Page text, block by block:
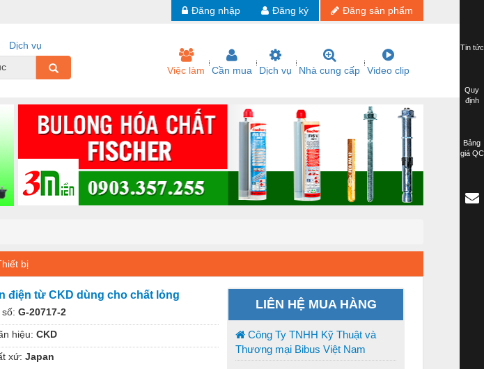
Đăng sản phẩm
Đăng ký
Đăng nhập
Dịch vụ
Việc làm Cần mua Dịch vụ Nhà cung cấp Video clip
bị
điện từ CKD dùng cho chất lỏng
số: G-20717-2
hiệu: CKD
xứ: Japan
LIÊN HỆ MUA HÀNG
Công Ty TNHH Kỹ Thuật và
Thương mại Bibus Việt Nam
Tin tức
Quy
định
Bảng
giá QC